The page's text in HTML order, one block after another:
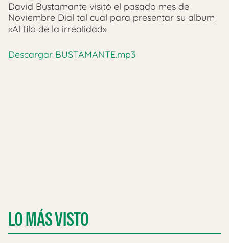
David Bustamante visitó el pasado mes de
Noviembre Dial tal cual para presentar su album
«Al filo de la irrealidad»
Descargar BUSTAMANTE.mp3
LO MÁS VISTO